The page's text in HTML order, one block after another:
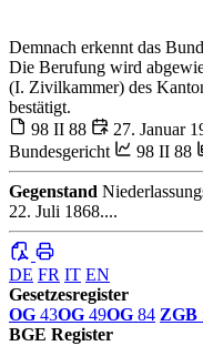
Demnach erkennt das
Die Berufung wird
(I. Zivilkammer) des
bestätigt.
98 II 88
27. Januar
Bundesgericht
98 II 88
Gegenstand
22. Juli 1868....
DE FR IT EN
Gesetzesregister
OG 43OG 49OG 84 ZGB
BGE Register